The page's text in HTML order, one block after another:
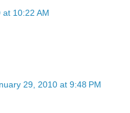
10:22 AM
29, 2010 at 9:48 PM